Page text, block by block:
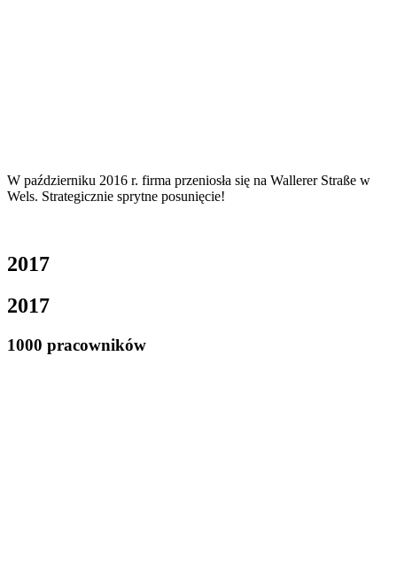
W październiku 2016 r. firma przeniosła się na Wallerer Straße w
Wels. Strategicznie sprytne posunięcie!
2017
2017
1000 pracowników